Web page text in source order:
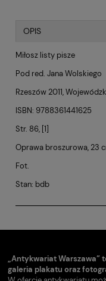
OPIS
Miłosz listy pisze
Pod red. Jana Wolskiego
Rzeszów 2011,
ISBN: 9788361441625
Str. 86, [1]
Oprawa broszurowa, 23
Fot.
Stan: bdb
„Antykwariat Warszawa”
galeria plakatu oraz